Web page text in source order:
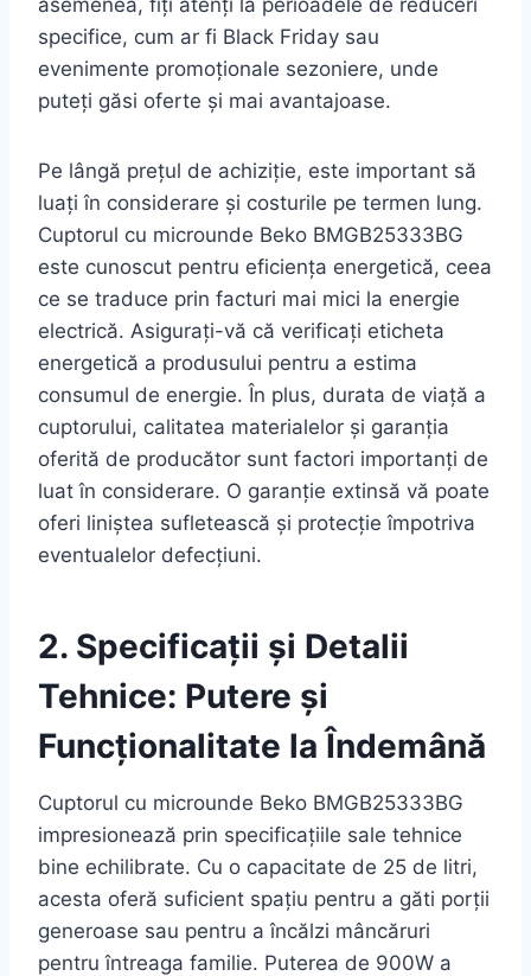
specifice, cum ar fi Black Friday sau
evenimente promoționale sezoniere, unde
puteți găsi oferte și mai avantajoase.
Pe lângă prețul de achiziție, este important să
luați în considerare și costurile pe termen lung.
Cuptorul cu microunde Beko BMGB25333BG
este cunoscut pentru eficiența energetică, ceea
ce se traduce prin facturi mai mici la energie
electrică. Asigurați-vă că verificați eticheta
energetică a produsului pentru a estima
consumul de energie. În plus, durata de viață a
cuptorului, calitatea materialelor și garanția
oferită de producător sunt factori importanți de
luat în considerare. O garanție extinsă vă poate
oferi liniștea sufletească și protecție împotriva
eventualelor defecțiuni.
2. Specificații și Detalii
Tehnice: Putere și
Funcționalitate la Îndemână
Cuptorul cu microunde Beko BMGB25333BG
impresionează prin specificațiile sale tehnice
bine echilibrate. Cu o capacitate de 25 de litri,
acesta oferă suficient spațiu pentru a găti porții
generoase sau pentru a încălzi mâncăruri
pentru întreaga familie. Puterea de 900W a